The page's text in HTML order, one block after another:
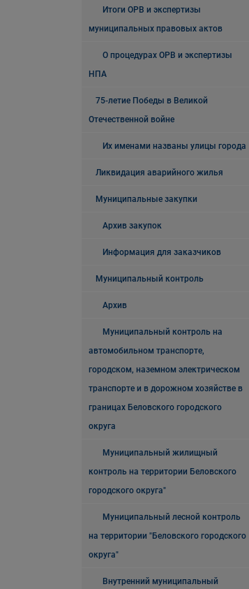
Итоги ОРВ и экспертизы
муниципальных правовых актов
О процедурах ОРВ и экспертизы
НПА
75-летие Победы в Великой
Отечественной войне
Их именами названы улицы города
Ликвидация аварийного жилья
Муниципальные закупки
Архив закупок
Информация для заказчиков
Муниципальный контроль
Архив
Муниципальный контроль на
автомобильном транспорте,
городском, наземном электрическом
транспорте и в дорожном хозяйстве в
границах Беловского городского
округа
Муниципальный жилищный
контроль на территории Беловского
городского округа"
Муниципальный лесной контроль
на территории "Беловского городского
округа"
Внутренний муниципальный